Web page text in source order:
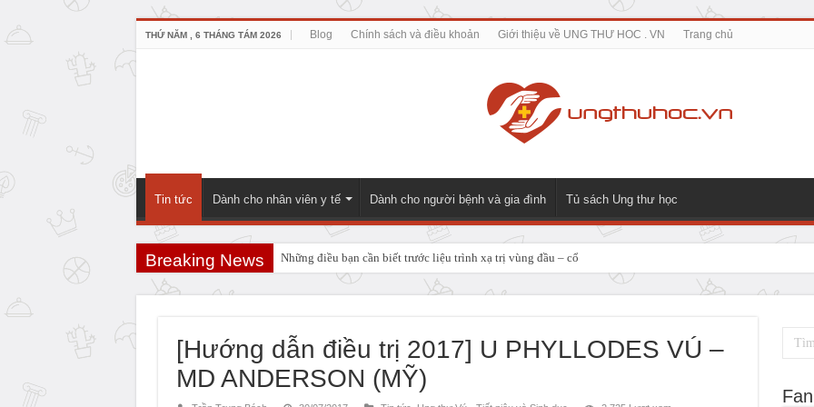
THỨ NĂM , 6 THÁNG TÁM 2026 Blog Chính sách và điều khoản Giới thiệu về UNG THƯ HOC . VN Trang chủ
Tin tức Dành cho nhân viên y tế Dành cho người bệnh và gia đình Tủ sách Ung thư học
Breaking News Những điều bạn cần biết trước liệu trình xạ trị vùng đầu – cổ
ĐẠI CƯƠNG VỀ U HẮC TỐ HỆ TIÊU HÓA
Bài giảng: Chẩn đoán sớm ung thư thực quản
[Hướng dẫn điều trị 2017] U PHYLLODES VÚ –
MD ANDERSON (MỸ)